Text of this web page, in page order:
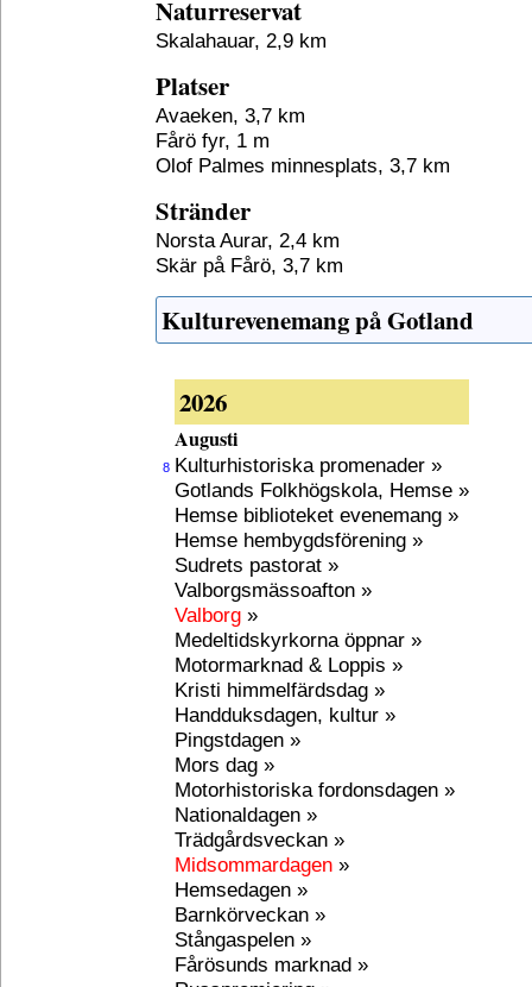
Naturreservat
Skalahauar, 2,9 km
Platser
Avaeken, 3,7 km
Fårö fyr, 1 m
Olof Palmes minnesplats, 3,7 km
Stränder
Norsta Aurar, 2,4 km
Skär på Fårö, 3,7 km
Kulturevenemang på Gotland
2026
Augusti
8 Kulturhistoriska promenader »
Gotlands Folkhögskola, Hemse »
Hemse biblioteket evenemang »
Hemse hembygdsförening »
Sudrets pastorat »
Valborgsmässoafton »
Valborg »
Medeltidskyrkorna öppnar »
Motormarknad & Loppis »
Kristi himmelfärdsdag »
Handduksdagen, kultur »
Pingstdagen »
Mors dag »
Motorhistoriska fordonsdagen »
Nationaldagen »
Trädgårdsveckan »
Midsommardagen »
Hemsedagen »
Barnkörveckan »
Stångaspelen »
Fårösunds marknad »